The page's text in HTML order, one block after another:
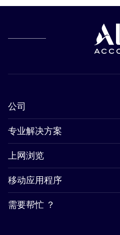
公司
专业解决方案
上网浏览
移动应用程序
需要帮忙 ？